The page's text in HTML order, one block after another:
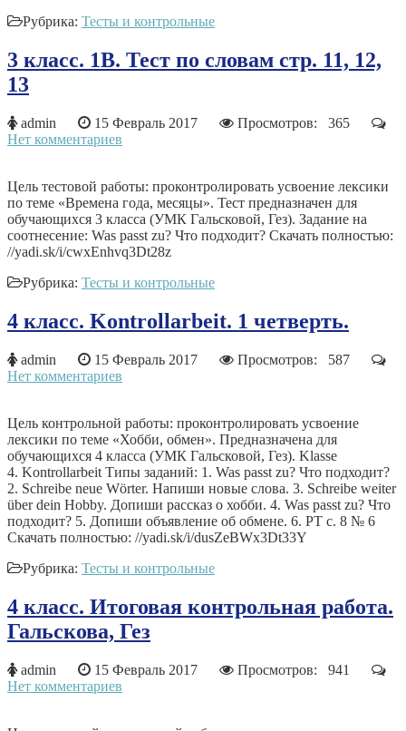
Рубрика: Тесты и контрольные
3 класс. 1В. Тест по словам стр. 11, 12,
13
admin 15 Февраль 2017
Просмотров: 365
Нет комментариев
Цель тестовой работы: проконтролировать усвоение лексики
по теме «Времена года, месяцы». Тест предназначен для
обучающихся 3 класса (УМК Гальсковой, Гез). Задание на
соотнесение: Was passt zu? Что подходит? Скачать полностью:
//yadi.sk/i/cwxEnhvq3Dt28z
Рубрика: Тесты и контрольные
4 класс. Kontrollarbeit. 1 четверть.
admin 15 Февраль 2017
Просмотров: 587
Нет комментариев
Цель контрольной работы: проконтролировать усвоение
лексики по теме «Хобби, обмен». Предназначена для
обучающихся 4 класса (УМК Гальсковой, Гез). Klasse
4. Kontrollarbeit Типы заданий: 1.​ Was passt zu? Что подходит?
2.​ Schreibe neue Wörter. Напиши новые слова. 3.​ Schreibe weiter
über dein Hobby. Допиши рассказ о хобби. 4.​ Was passt zu? Что
подходит? 5. Допиши объявление об обмене. 6. РТ с. 8 № 6
Скачать полностью: //yadi.sk/i/dusZeBWx3Dt33Y
Рубрика: Тесты и контрольные
4 класс. Итоговая контрольная работа.
Гальскова, Гез
admin 15 Февраль 2017
Просмотров: 941
Нет комментариев